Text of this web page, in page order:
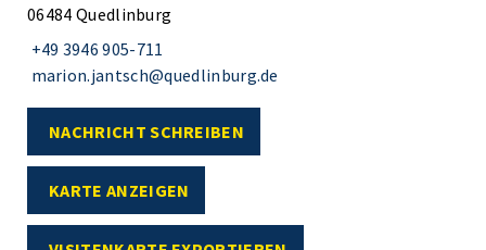
06484 Quedlinburg
+49 3946 905-711
marion.jantsch@quedlinburg.de
NACHRICHT SCHREIBEN
KARTE ANZEIGEN